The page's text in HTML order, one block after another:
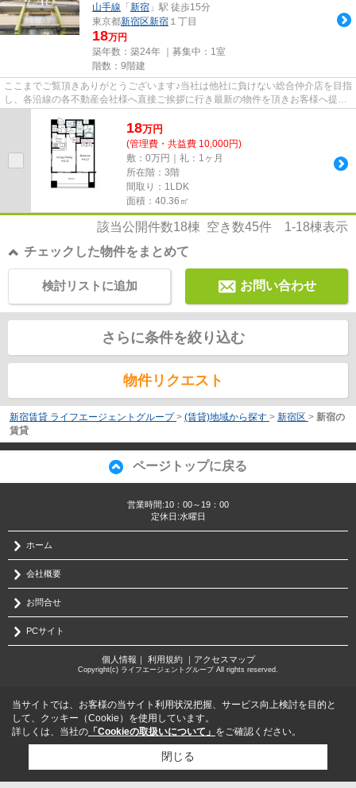
山手線 「 新宿 」駅 徒歩15分
東京都新宿区新宿 １丁目
18万円
築年数：築24年 ｜募集中： 1室
階数：9階建
ここまでご覧頂きありがとうございます♪当社は他社に負けない総合仲介店を目指
し、各沿線の各不動産会社様へ直接ご挨拶に行き最新の物件を頂きお客様へ提供
18万円
(管理費・共益費 10,000円)
敷：0万円｜礼：1ヶ月
所在階：3階
間取り：1LDK
面積：40.36㎡
該当公開件数18棟 空き数45件 1-18棟表示
チェックした物件をまとめて
お問い合わせ
検討リストに追加
さらに条件を絞り込む
物件リクエスト
新宿賃貸 ライフエージェントグループ > (賃貸)地域から探す > 新宿区 > 新宿の
賃貸
ページトップに戻る
営業時間:10：00～19：00
定休日:水曜日
ホーム
会社概要
お問合せ
PCサイト
個人情報 ｜ 利用規約｜ アクセスマップ
Copyright(c) ライフエージェントグループ All rights reserved.
当サイトでは、お客様の当サイト利用状況把握、サービス向上検討を目的と
して、クッキー（Cookie）を使用しています。
詳しくは、当社の 「Cookieの取扱いについて」 をご確認ください。
閉じる